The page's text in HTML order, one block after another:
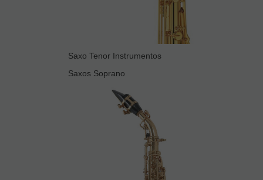
Saxo Tenor Instrumentos
Saxos Soprano